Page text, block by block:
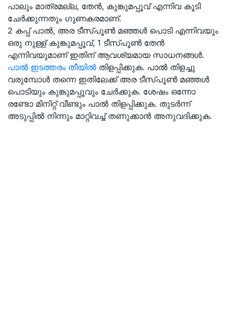
പാലും മാത്രമല്ല, തേൻ, കുങ്കുമപ്പൂവ് എന്നിവ കൂടി
ചേർക്കുന്നതും ഗുണകരമാണ്.
2 കപ്പ് പാൽ, അര ടീസ്പൂൺ മഞ്ഞൾ പൊടി എന്നിവയും
ഒരു നുള്ള് കുങ്കുമപ്പൂവ്, 1 ടീസ്പൂൺ തേൻ
എന്നിവയുമാണ് ഇതിന് ആവശ്യമായ സാധനങ്ങള്‍.
പാൽ ഇടത്തരം തീയിൽ തിളപ്പിക്കുക. പാൽ തിളച്ചു
വരുമ്പോൾ തന്നെ ഇതിലേക്ക് അര ടീസ്പൂൺ മഞ്ഞൾ
പൊടിയും കുങ്കുമപ്പൂവും ചേർക്കുക. ശേഷം ഒന്നോ
രണ്ടോ മിനിറ്റ് വീണ്ടും പാൽ തിളപ്പിക്കുക. തുടർന്ന്
അടുപ്പിൽ നിന്നും മാറ്റിവച്ച് തണുക്കാൻ അനുവദിക്കുക.